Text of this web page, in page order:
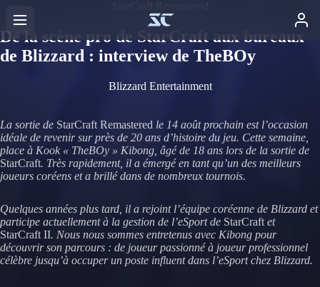
De la scène pro de StarCraft aux bureaux
de Blizzard : interview de TheBOy
Blizzard Entertainment
La sortie de StarCraft Remastered le 14 août prochain est l’occasion
idéale de revenir sur près de 20 ans d’histoire du jeu. Cette semaine,
place à Kook « TheBOy » Kibong, âgé de 18 ans lors de la sortie de
StarCraft. Très rapidement, il a émergé en tant qu’un des meilleurs
joueurs coréens et a brillé dans de nombreux tournois.
Quelques années plus tard, il a rejoint l’équipe coréenne de Blizzard et
participe actuellement à la gestion de l’eSport de StarCraft et
StarCraft II. Nous nous sommes entretenus avec Kibong pour
découvrir son parcours : de joueur passionné à joueur professionnel
célèbre jusqu’à occuper un poste influent dans l’eSport chez Blizzard.